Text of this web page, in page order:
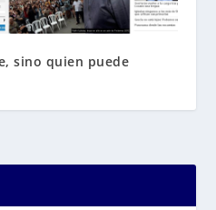
sino quien puede